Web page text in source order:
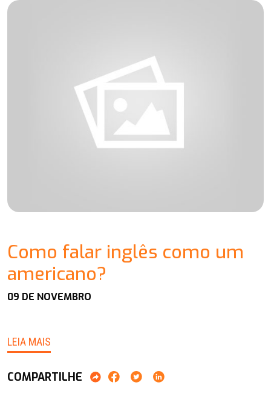
Como falar inglês como um
americano?
09 DE NOVEMBRO
LEIA MAIS
COMPARTILHE